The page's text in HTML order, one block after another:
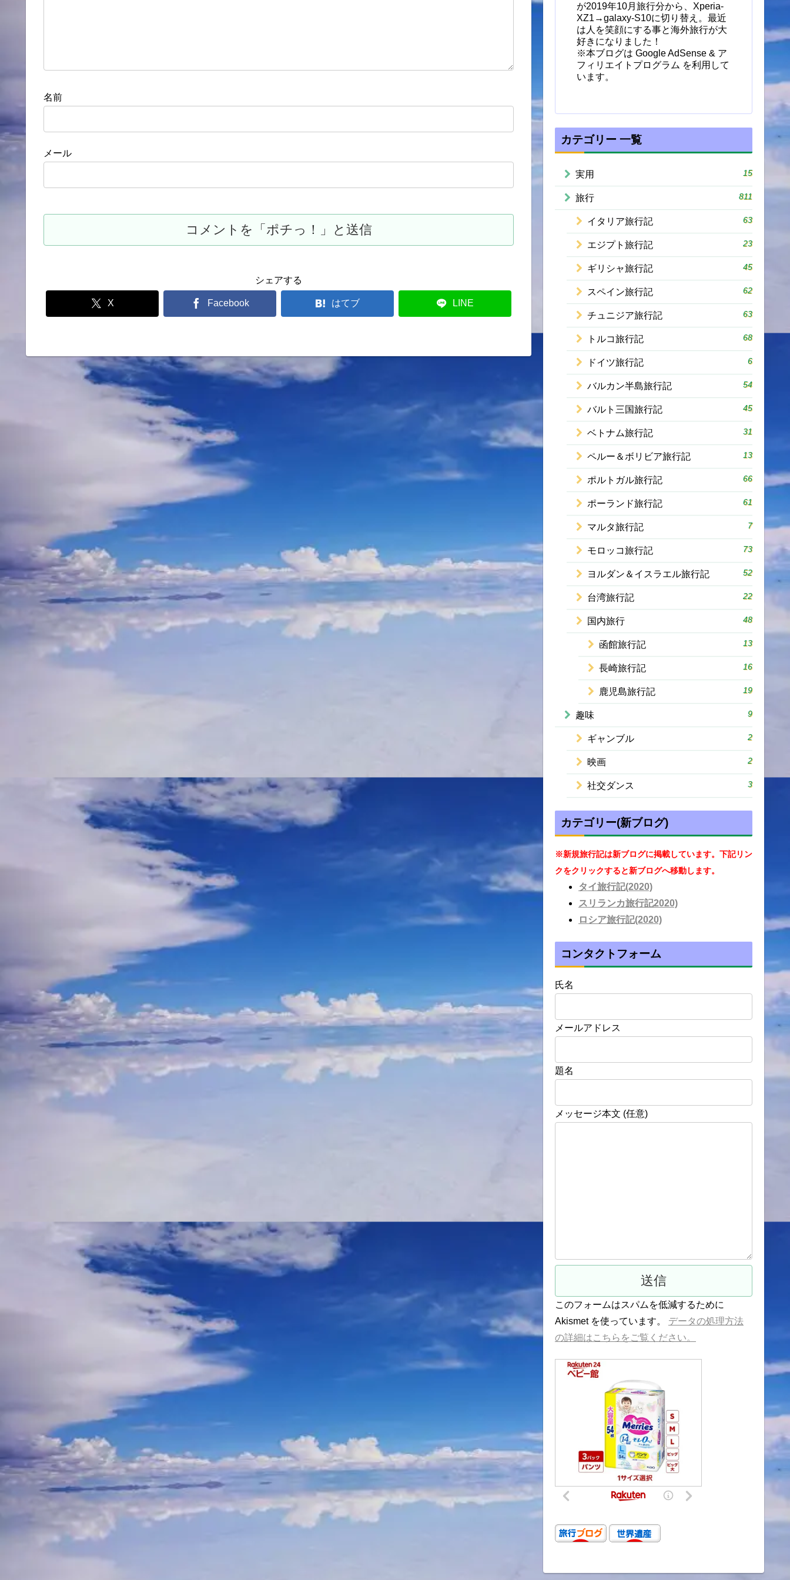
名前
メール
シェアする
X Facebook はてブ LINE
が2019年10月旅行分から、Xperia-
XZ1→galaxy-S10に切り替え。最近
は人を笑顔にする事と海外旅行が大
好きになりました！
※本ブログは Google AdSense & ア
フィリエイトプログラム を利用して
います。
カテゴリー 一覧
実用 15
旅行 811
イタリア旅行記 63
エジプト旅行記 23
ギリシャ旅行記 45
スペイン旅行記 62
チュニジア旅行記 63
トルコ旅行記 68
ドイツ旅行記 6
バルカン半島旅行記 54
バルト三国旅行記 45
ベトナム旅行記 31
ペルー＆ボリビア旅行記 13
ポルトガル旅行記 66
ポーランド旅行記 61
マルタ旅行記 7
モロッコ旅行記 73
ヨルダン＆イスラエル旅行記 52
台湾旅行記 22
国内旅行 48
函館旅行記 13
長崎旅行記 16
鹿児島旅行記 19
趣味 9
ギャンブル 2
映画 2
社交ダンス 3
カテゴリー(新ブログ)
※新規旅行記は新ブログに掲載しています。下記リン
クをクリックすると新ブログへ移動します。
タイ旅行記(2020)
スリランカ旅行記2020)
ロシア旅行記(2020)
コンタクトフォーム
氏名
メールアドレス
題名
メッセージ本文 (任意)
このフォームはスパムを低減するために
Akismet を使っています。 データの処理方法
の詳細はこちらをご覧ください。